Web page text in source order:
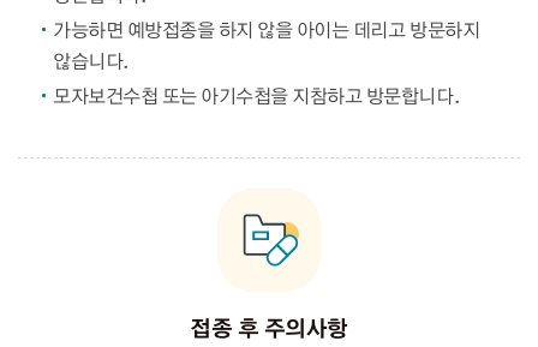
가능하면 예방접종을 하지 않을 아이는 데리고 방문하지
않습니다.
모자보건수첩 또는 아기수첩을 지참하고 방문합니다.
접종 후 주의사항